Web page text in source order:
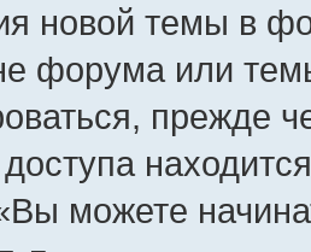
новой темы в
форума или
прежде
можете